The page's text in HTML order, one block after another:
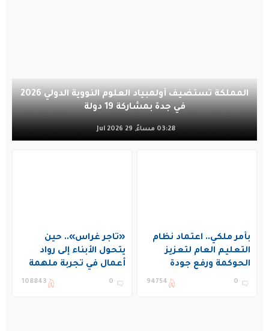
المملكة تستضيف أولمبياد العلوم النووية الدولي 2026
في جدة بمشاركة 19 دولة
03:28 مساءً, 29 Jul 2026
بأمر ملكي.. اعتماد نظام
التعليم العام لتعزيز
الحوكمة ورفع جودة
التعليم في المملكة
0
94754
«تاجر غراس».. حين
يتحول الأبناء إلى رواد
أعمال في تجربة ملهمة
بنادي غراس الصيفي
0
108843